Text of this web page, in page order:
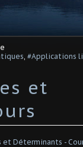
#Applications
et